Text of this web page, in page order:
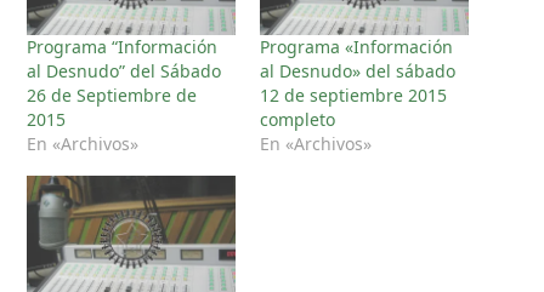
Programa “Información
al Desnudo” del Sábado
26 de Septiembre de
2015
En «Archivos»
Programa «Información
al Desnudo» del sábado
12 de septiembre 2015
completo
En «Archivos»